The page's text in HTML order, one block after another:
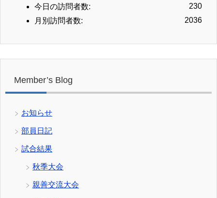
230
今日の訪問者数:
2036
月別訪問者数:
Member’s Blog
お知らせ
部員日記
試合結果
秋季大会
親善交流大会